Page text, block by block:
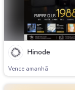
Hinode
Vence amanh